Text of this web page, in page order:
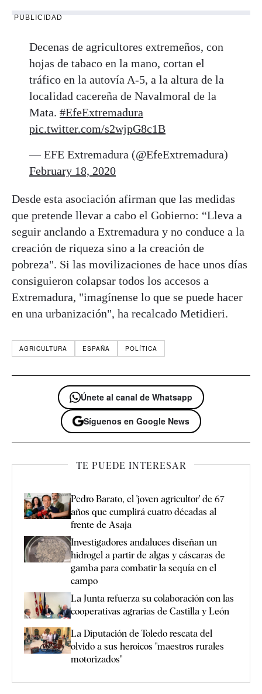
PUBLICIDAD
Decenas de agricultores extremeños, con
hojas de tabaco en la mano, cortan el
tráfico en la autovía A-5, a la altura de la
localidad cacereña de Navalmoral de la
Mata. #EfeExtremadura
pic.twitter.com/s2wjpG8c1B
— EFE Extremadura (@EfeExtremadura)
February 18, 2020
Desde esta asociación afirman que las medidas
que pretende llevar a cabo el Gobierno: “Lleva a
seguir anclando a Extremadura y no conduce a la
creación de riqueza sino a la creación de
pobreza". Si las movilizaciones de hace unos días
consiguieron colapsar todos los accesos a
Extremadura, "imagínense lo que se puede hacer
en una urbanización", ha recalcado Metidieri.
AGRICULTURA ESPAÑA POLÍTICA
Únete al canal de Whatsapp
Síguenos en Google News
TE PUEDE INTERESAR
Pedro Barato, el 'joven agricultor' de 67
años que cumplirá cuatro décadas al
frente de Asaja
Investigadores andaluces diseñan un
hidrogel a partir de algas y cáscaras de
gamba para combatir la sequía en el
campo
La Junta refuerza su colaboración con las
cooperativas agrarias de Castilla y León
La Diputación de Toledo rescata del
olvido a sus heroicos "maestros rurales
motorizados"